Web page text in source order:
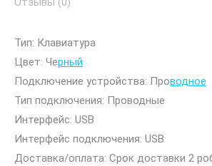
Тип: Клавиатура
Цвет: Черный
Подключение устройства: Проводное
Тип подключения: Проводные
Интерфейс: USB
Интерфейс подключения: USB
Доставка/оплата: Срок доставки 2